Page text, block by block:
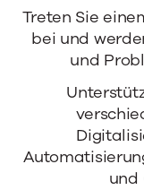
Warum
Treten Sie
bei und
und
und